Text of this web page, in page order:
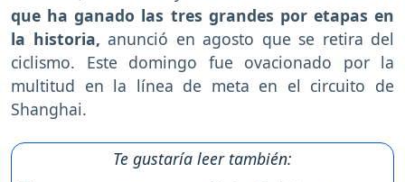
que ha ganado las tres grandes por etapas en
la historia, anunció en agosto que se retira del
ciclismo. Este domingo fue ovacionado por la
multitud en la línea de meta en el circuito de
Shanghai.
Te gustaría leer también: